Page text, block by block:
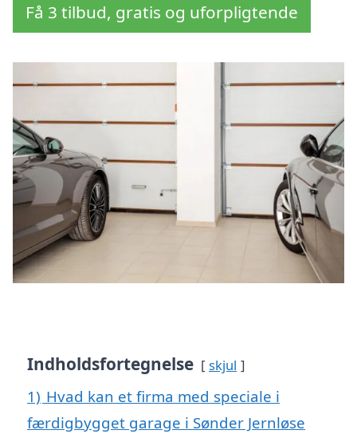
Få 3 tilbud, gratis og uforpligtende
Indholdsfortegnelse skjul
1) Hvad kan et firma med speciale i
færdigbygget garage i Sønder Jernløse